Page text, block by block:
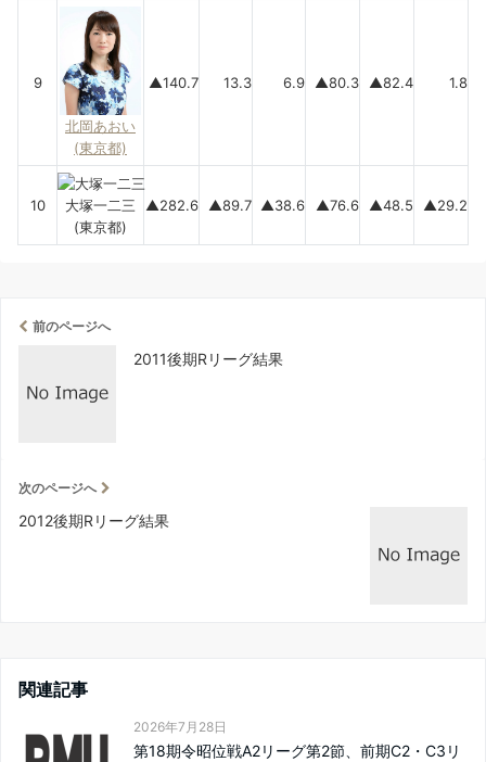
9
北岡あおい
(東京都)
▲140.7 13.3 6.9 ▲80.3 ▲82.4 1.8
10
大塚一二三
(東京都)
▲282.6 ▲89.7 ▲38.6 ▲76.6 ▲48.5 ▲29.2
前のページへ
2011後期Rリーグ結果
次のページへ
2012後期Rリーグ結果
関連記事
2026年7月28日
第18期令昭位戦A2リーグ第2節、前期C2・C3リ